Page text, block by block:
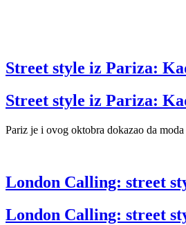
Street style iz Pariza:
Street style iz Pariza:
Pariz je i ovog oktobra dokazao da
London Calling: street
London Calling: street